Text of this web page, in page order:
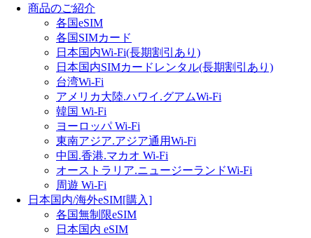
商品のご紹介
各国eSIM
各国SIMカード
日本国内Wi-Fi(長期割引あり)
日本国内SIMカードレンタル(長期割引あり)
台湾Wi-Fi
アメリカ大陸.ハワイ.グアムWi-Fi
韓国 Wi-Fi
ヨーロッパ Wi-Fi
東南アジア.アジア通用Wi-Fi
中国.香港.マカオ Wi-Fi
オーストラリア.ニュージーランドWi-Fi
周遊 Wi-Fi
日本国内/海外eSIM[購入]
各国無制限eSIM
日本国内 eSIM